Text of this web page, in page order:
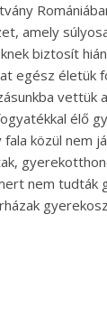
amely
biztosít
egész életük
vettük
élő
közül nem
nem tudták